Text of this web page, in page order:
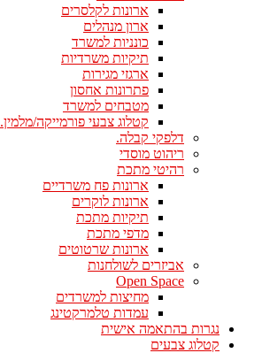
ארונות לקלסרים
ארון מנהלים
כונניות למשרד
תיקיות משרדיות
ארגזי מגירות
פתרונות אחסון
מטבחים למשרד
קטלוג צבעי פורמייקה/מלמין.
דלפקי קבלה.
ריהוט מוסדי
רהיטי מתכת
ארונות פח משרדיים
ארונות לוקרים
תיקיות מתכת
מדפי מתכת
ארונות שרטוטים
אביזרים לשולחנות
Open Space
מחיצות למשרדים
עמדות טלמרקטינג
נגרות בהתאמה אישית
קטלוג צבעים